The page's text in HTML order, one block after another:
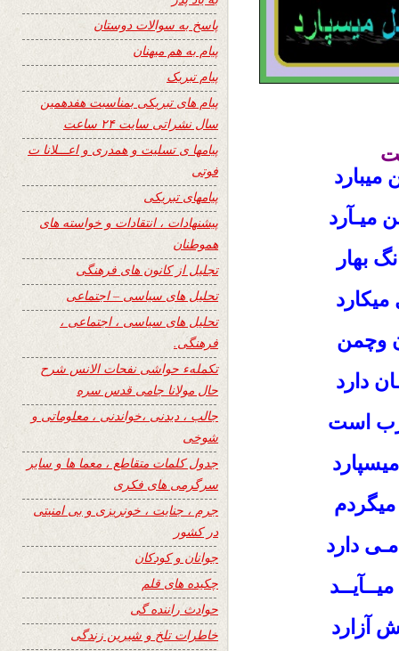
بهار
وچمن
دارد
است
دارد
آزارد
پاسخ به سوالات دوستان
پیام به هم میهنان
پیام تبریک
پیام های تبریکی بمناسبت هفدهمین
سال نشراتی سایت ۲۴ ساعت
پیامها ی تسلیت و همدری و اعـــلانا ت
فوتی
پیامهای تبریکی
پیشنهادات ، انتقادات و خواسته های
هموطنان
تجلیل از کانون های فرهنگی
تحلیل های سیاسی – اجتماعی
تحلیل های سیاسی ، اجتماعی ،
فرهنگی.
تکملهء حواشی نفحات الانس شرح
حال مولانا جامی قدس سره
جالب ، دیدنی ،خواندنی ، معلوماتی و
شوخی
جدول کلمات متقاطع ، معما ها و سایر
سرگرمی های فکری
جرم ، جنایت ، خونریزی و بی امنیتی
در کشور
جوانان و کودکان
چکیده های قلم
حوادث راننده گی
خاطرات تلخ و شیرین زندگی